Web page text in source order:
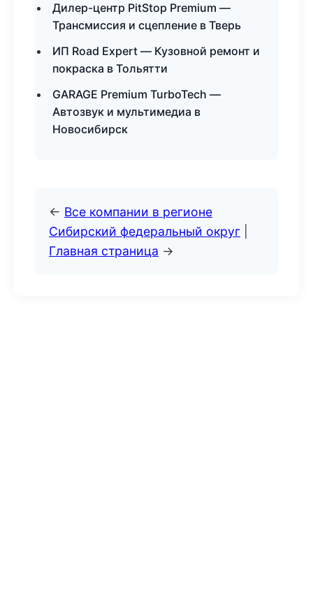
Дилер-центр PitStop Premium —
Трансмиссия и сцепление в Тверь
ИП Road Expert — Кузовной ремонт и
покраска в Тольятти
GARAGE Premium TurboTech —
Автозвук и мультимедиа в
Новосибирск
← Все компании в регионе
Сибирский федеральный округ
Главная страница →